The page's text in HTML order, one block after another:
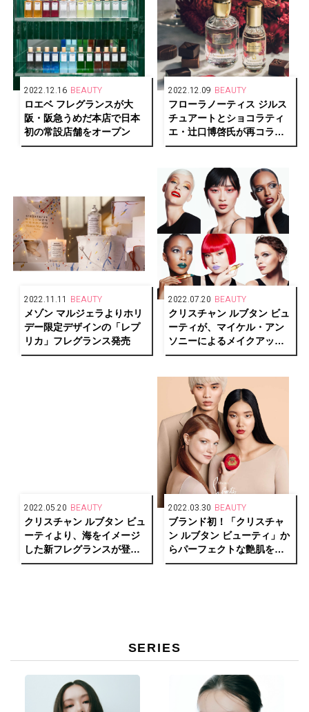
2022.12.16 BEAUTY
ロエベ フレグランスが大
阪・阪急うめだ本店で日本
初の常設店舗をオープン
2022.12.09 BEAUTY
フローラノーティス ジルス
チュアートとショコラティ
エ・辻口博啓氏が再コラボ
レーションし、限定デザイ
2022.11.11 BEAUTY
メゾン マルジェラよりホリ
デー限定デザインの「レプ
リカ」フレグランス発売
2022.07.20 BEAUTY
クリスチャン ルブタン ビュ
ーティが、マイケル・アン
ソニーによるメイクアップ
ルック「ルビルックス」を
2022.05.20 BEAUTY
クリスチャン ルブタン ビュ
ーティより、海をイメージ
した新フレグランスが登
場！「ルビマール オードゥ
2022.03.30 BEAUTY
ブランド初！「クリスチャ
ン ルブタン ビューティ」か
らパーフェクトな艶肌を叶
えるクッションファンデー
SERIES